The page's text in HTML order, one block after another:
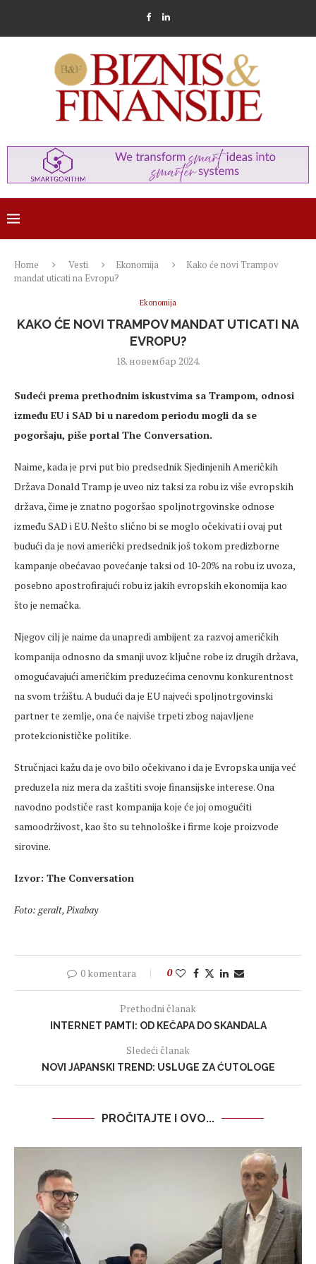
Home Vesti Ekonomija
Kako će novi Trampov
mandat uticati na Evropu?
Ekonomija
KAKO ĆE NOVI TRAMPOV MANDAT UTICATI NA
EVROPU?
18. новембар 2024.
Sudeći prema prethodnim iskustvima sa Trampom, odnosi
između EU i SAD bi u naredom periodu mogli da se
pogoršaju, piše portal The Conversation.
Naime, kada je prvi put bio predsednik Sjedinjenih Američkih
Država Donald Tramp je uveo niz taksi za robu iz više evropskih
država, čime je znatno pogoršao spoljnotrgovinske odnose
između SAD i EU. Nešto slično bi se moglo očekivati i ovaj put
budući da je novi američki predsednik još tokom predizborne
kampanje obećavao povećanje taksi od 10-20% na robu iz uvoza,
posebno apostrofirajući robu iz jakih evropskih ekonomija kao
što je nemačka.
Njegov cilj je naime da unapredi ambijent za razvoj američkih
kompanija odnosno da smanji uvoz ključne robe iz drugih država,
omogućavajući američkim preduzećima cenovnu konkurentnost
na svom tržištu. A budući da je EU najveći spoljnotrgovinski
partner te zemlje, ona će najviše trpeti zbog najavljene
protekcionističke politike.
Stručnjaci kažu da je ovo bilo očekivano i da je Evropska unija već
preduzela niz mera da zaštiti svoje finansijske interese. Ona
navodno podstiče rast kompanija koje će joj omogućiti
samoodrživost, kao što su tehnološke i firme koje proizvode
sirovine.
Izvor: The Conversation
Foto: geralt, Pixabay
0 komentara 0
Prethodni članak
INTERNET PAMTI: OD KEČAPA DO SKANDALA
Sledeći članak
NOVI JAPANSKI TREND: USLUGE ZA ĆUTOLOGE
PROČITAJTE I OVO...